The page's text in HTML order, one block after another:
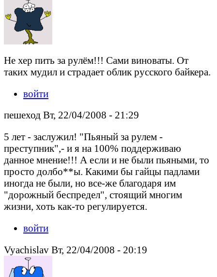
Не хер пить за рулём!!! Сами виноваты. От
таких мудил и страдает облик русского байкера.
войти
пешеход Вт, 22/04/2008 - 21:29
5 лет - заслужил! "Пьяный за рулем -
преступник",- и я на 100% поддерживаю
данное мнение!!! А если и не были пьяными, то
просто долбо**ы. Какими бы гайцы падлами
иногда не были, но все-же благодаря им
"дорожный беспредел", стоящий многим
жизни, хоть как-то регулируется.
войти
Vyachislav Вт, 22/04/2008 - 20:19